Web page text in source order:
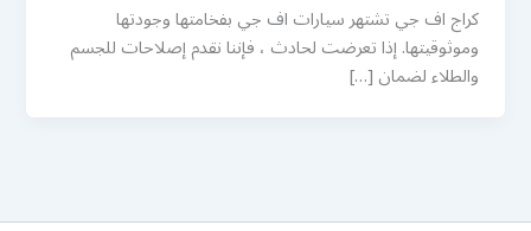
كراج اف جي تشتهر سيارات اف جي بفخامتها وجودتها
وموثوقيتها. إذا تعرضت لحادث ، فإننا نقدم إصلاحات للجسم
والطلاء لضمان […]